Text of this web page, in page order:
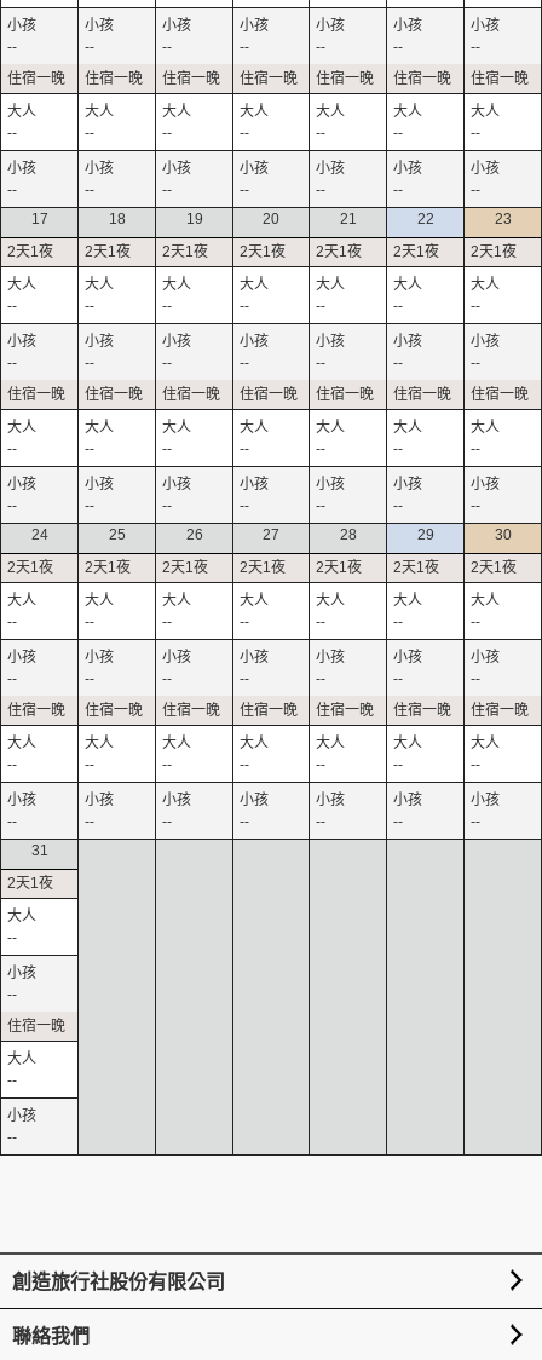
--
--
--
--
--
--
--
--
--
--
--
--
--
--
--
--
--
--
--
--
--
17
--
--
--
--
18
--
--
--
--
19
--
--
--
--
20
--
--
--
--
21
--
--
--
--
22
--
--
--
--
23
--
--
--
--
24
--
--
--
--
25
--
--
--
--
26
--
--
--
--
27
--
--
--
--
28
--
--
--
--
29
--
--
--
--
30
--
--
--
--
31
--
--
--
--
創造旅行社股份有限公司
聯絡我們